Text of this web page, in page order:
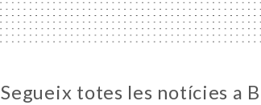
Segueix totes les notícies a